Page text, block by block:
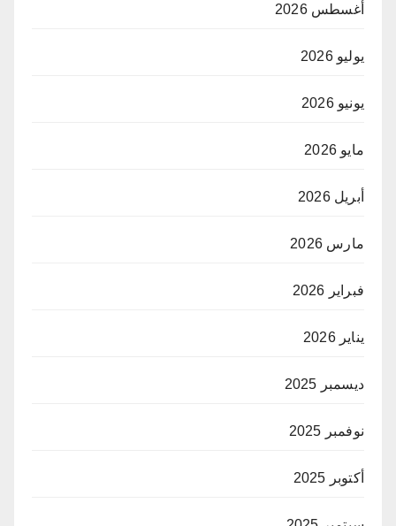
أغسطس 2026
يوليو 2026
يونيو 2026
مايو 2026
أبريل 2026
مارس 2026
فبراير 2026
يناير 2026
ديسمبر 2025
نوفمبر 2025
أكتوبر 2025